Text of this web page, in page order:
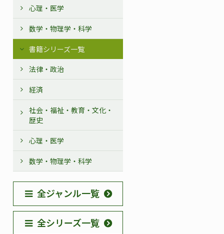
心理・医学
数学・物理学・科学
書籍シリーズ一覧
法律・政治
経済
社会・福祉・教育・文化・
歴史
心理・医学
数学・物理学・科学
全ジャンル一覧
全シリーズ一覧